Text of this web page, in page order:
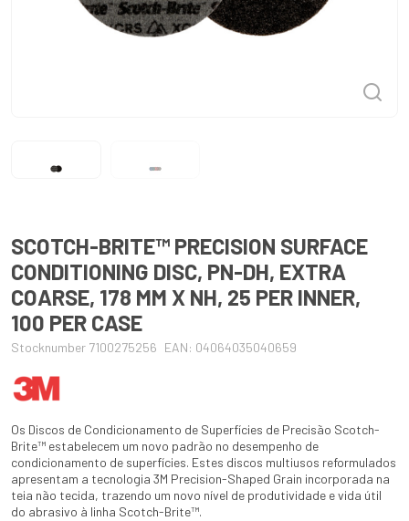
SCOTCH-BRITE™ PRECISION SURFACE
CONDITIONING DISC, PN-DH, EXTRA
COARSE, 178 MM X NH, 25 PER INNER,
100 PER CASE
Stocknumber 7100275256 EAN: 04064035040659
Os Discos de Condicionamento de Superfícies de Precisão Scotch-
Brite™ estabelecem um novo padrão no desempenho de
condicionamento de superfícies. Estes discos multiusos reformulados
apresentam a tecnologia 3M Precision-Shaped Grain incorporada na
teia não tecida, trazendo um novo nível de produtividade e vida útil
do abrasivo à linha Scotch-Brite™.